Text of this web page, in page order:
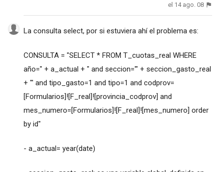
el 14 ago. 08
La consulta select, por si estuviera ahí el problema es:
CONSULTA = "SELECT * FROM T_cuotas_real WHERE
año=" + a_actual + " and seccion='" + seccion_gasto_real
+ "' and tipo_gasto=1 and tipo=1 and codprov=
[Formularios]![F_real]![provincia_codprov] and
mes_numero=[Formularios]![F_real]![mes_numero] order
by id"
- a_actual= year(date)